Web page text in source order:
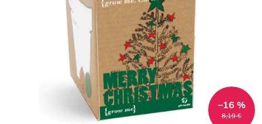
8,19 €
–16 %